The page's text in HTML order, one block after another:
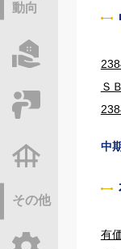
動向
セミナー
不動産基
その他
Ｓ
中
有